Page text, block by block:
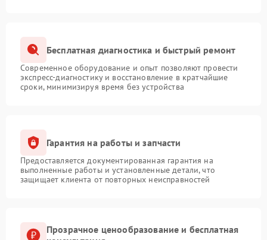
Бесплатная диагностика и быстрый ремонт
Современное оборудование и опыт позволяют провести
экспресс-диагностику и восстановление в кратчайшие
сроки, минимизируя время без устройства
Гарантия на работы и запчасти
Предоставляется документированная гарантия на
выполненные работы и установленные детали, что
защищает клиента от повторных неисправностей
Прозрачное ценообразование и бесплатная